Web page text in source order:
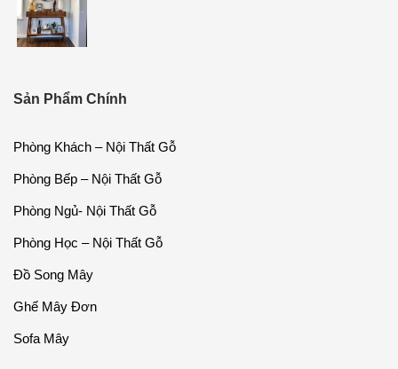
Sản Phẩm Chính
Phòng Khách – Nội Thất Gỗ
Phòng Bếp – Nội Thất Gỗ
Phòng Ngủ- Nội Thất Gỗ
Phòng Học – Nội Thất Gỗ
Đồ Song Mây
Ghế Mây Đơn
Sofa Mây